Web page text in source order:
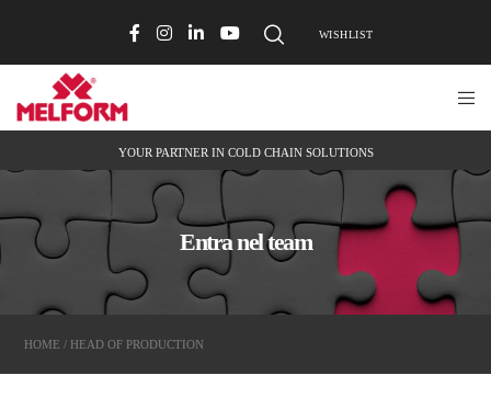
WISHLIST
YOUR PARTNER IN COLD CHAIN SOLUTIONS
Entra nel team
HOME / HEAD OF PRODUCTION